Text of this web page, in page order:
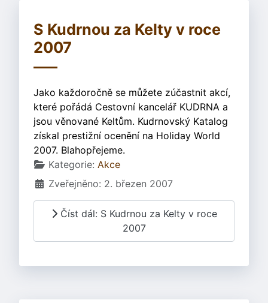
S Kudrnou za Kelty v roce
2007
Jako každoročně se můžete zúčastnit akcí,
které pořádá Cestovní kancelář KUDRNA a
jsou věnované Keltům. Kudrnovský Katalog
získal prestižní ocenění na Holiday World
2007. Blahopřejeme.
Základní údaje
Kategorie: Akce
Zveřejněno: 2. březen 2007
Číst dál: S Kudrnou za Kelty v roce
2007